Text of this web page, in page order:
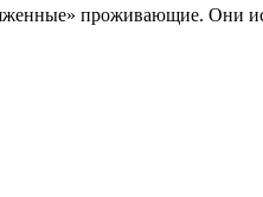
проживающие. Они